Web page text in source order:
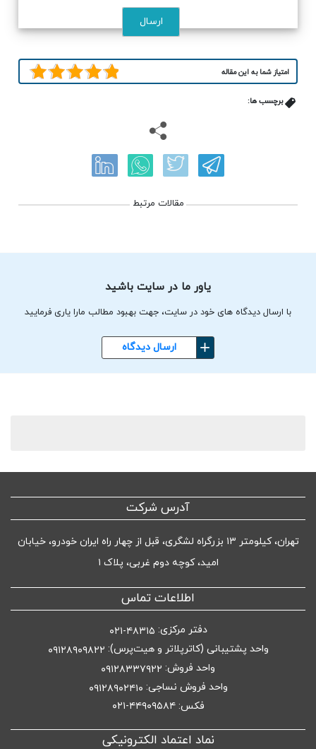
امتیاز شما به این مقاله
برچسب ها:
مقالات مرتبط
یاور ما در سایت باشید
با ارسال دیدگاه های خود در سایت، جهت بهبود مطالب مارا یاری فرمایید
ارسال دیدگاه
آدرس شرکت
تهران، کیلومتر ۱۳ بزرگراه لشگری، قبل از چهار راه ایران خودرو، خیابان
امید، کوچه دوم غربی، پلاک ۱
اطلاعات تماس
دفتر مرکزی: ۴۸۳۱۵-۰۲۱
واحد پشتیبانی (کاترپلاتر و هیت‌پرس): ۰۹۱۲۸۹۰۹۸۲۲
واحد فروش: ۰۹۱۲۸۳۳۷۹۲۲
واحد فروش نساجی: ۰۹۱۲۸۹۰۲۴۱۰
فکس: ۴۴۹۰۹۵۸۴-۰۲۱
نماد اعتماد الکترونیکی